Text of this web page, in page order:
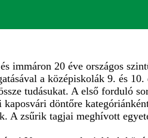
immáron 20 éve országos
a középiskolák 9. és
tudásukat. A első forduló
döntőre
A zsűrik tagjai meghívott